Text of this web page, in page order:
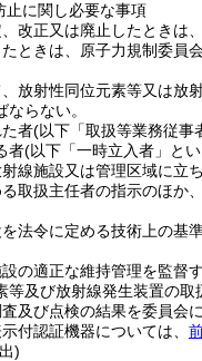
止に関し必要な事項
改正又は廃止したときは
ときは、原子力規制委員
放射性同位元素等又は放
らない。
者(以下「取扱等業務従事
者(以下「一時立入者」と
線施設又は管理区域に立
取扱主任者の指示のほか
法令に定める技術上の基
の適正な維持管理を監督
及び放射線発生装置の
及び点検の結果を委員会
付認証機器については、
)